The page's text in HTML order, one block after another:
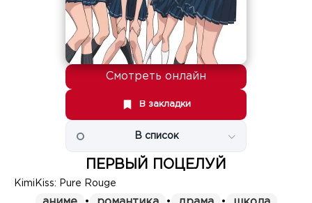
Смотреть онлайн
В закладки
В список
ПЕРВЫЙ ПОЦЕЛУЙ
KimiKiss: Pure Rouge